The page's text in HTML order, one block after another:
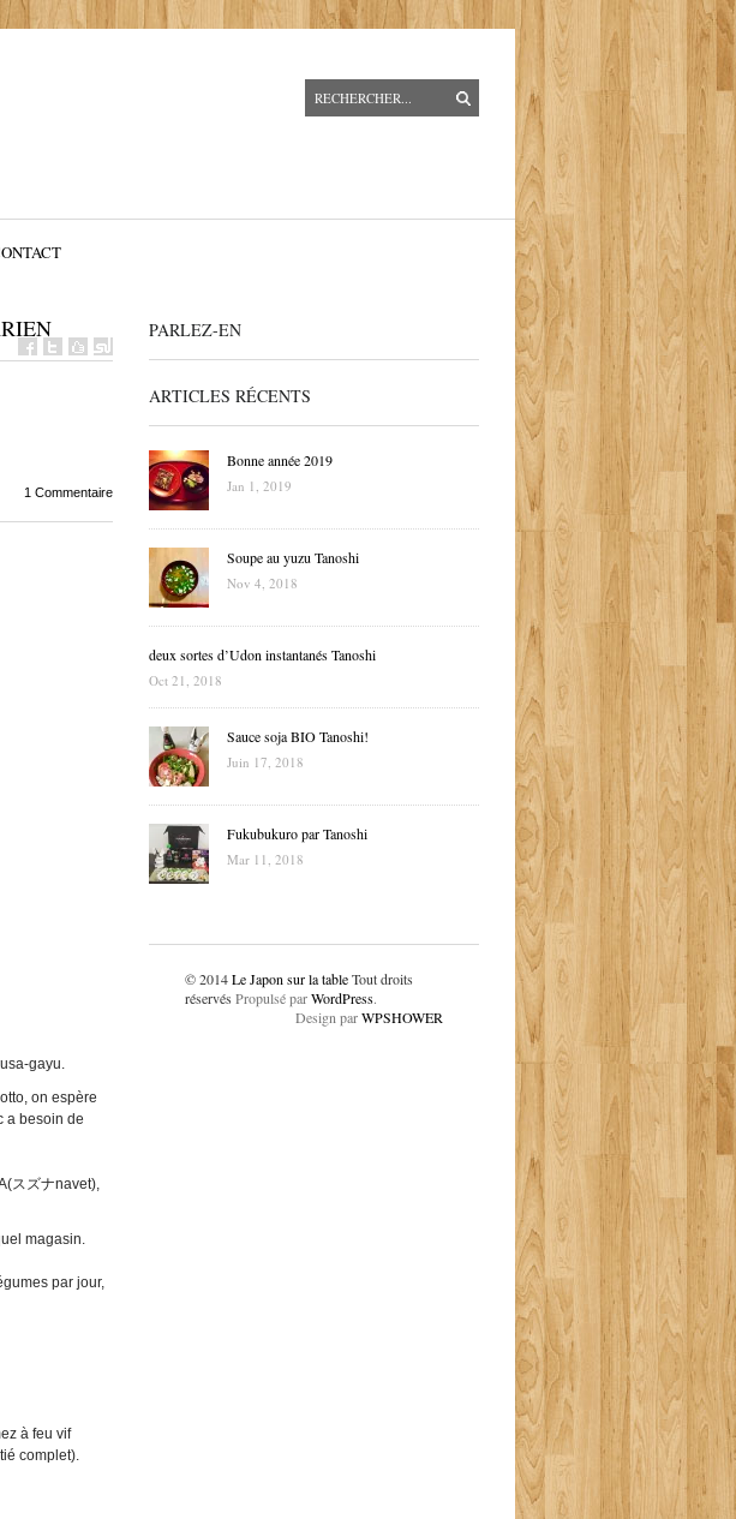
1 Commentaire
gayu.
on espère
a besoin de
スズナnavet),
magasin.
par jour,
à feu vif
complet).
PARLEZ-EN
ARTICLES RÉCENTS
Bonne année 2019
Jan 1, 2019
Soupe au yuzu Tanoshi
Nov 4, 2018
deux sortes d’Udon instantanés Tanoshi
Oct 21, 2018
Sauce soja BIO Tanoshi!
Juin 17, 2018
Fukubukuro par Tanoshi
Mar 11, 2018
© 2014Le Japon sur la tableTout droits
réservés Propulsé parWordPress.
Design parWPSHOWER